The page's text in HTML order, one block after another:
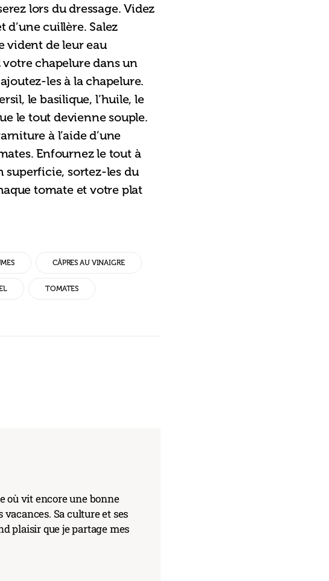
lors du dressage. Videz
d’une cuillère. Salez
vident de leur eau
chapelure dans un
les à la chapelure.
le basilique, l’huile, le
le tout devienne souple.
à l’aide d’une
Enfournez le tout à
superficie, sortez-les du
tomate et votre plat
CÂPRES AU VINAIGRE
TOMATES
où vit encore une bonne
Sa culture et ses
plaisir que je partage mes